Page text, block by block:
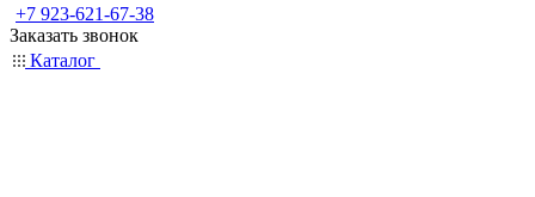
+7 923-621-67-38
Заказать звонок
Каталог